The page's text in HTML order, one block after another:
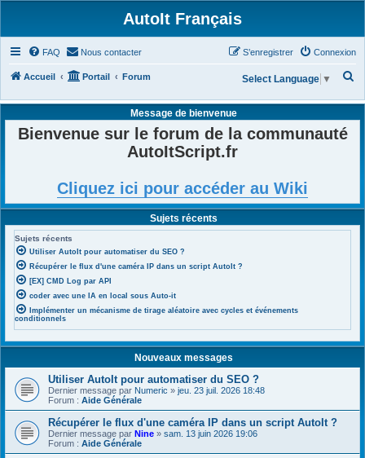
AutoIt Français
FAQ Nous contacter Connexion
S’enregistrer
Accueil Portail Forum
h
Select Language ▼
Message de bienvenue
Bienvenue sur le forum de la communauté
AutoItScript.fr
Cliquez ici pour accéder au Wiki
Sujets récents
Sujets récents
Utiliser AutoIt pour automatiser du SEO ?
Récupérer le flux d'une caméra IP dans un script AutoIt ?
[EX] CMD Log par API
coder avec une IA en local sous Auto-it
Implémenter un mécanisme de tirage aléatoire avec cycles et événements
conditionnels
Nouveaux messages
Utiliser AutoIt pour automatiser du SEO ?
Dernier message par Numeric » jeu. 23 juil. 2026 18:48
Forum : Aide Générale
Récupérer le flux d'une caméra IP dans un script AutoIt ?
Dernier message par Nine » sam. 13 juin 2026 19:06
Forum : Aide Générale